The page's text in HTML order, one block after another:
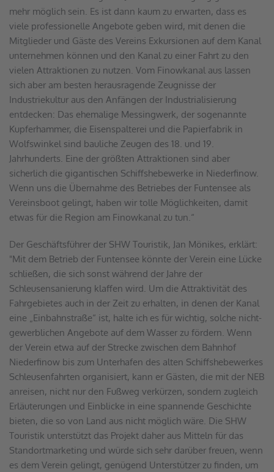
mehr möglich sein. Es ist dann kaum zu erwarten, dass es
viele professionelle Angebote geben wird, mit denen die
Mitglieder und Gäste des Vereins Exkursionen auf dem Kanal
unternehmen können und den Kanal zu einer Fahrt zu den
vielen Attraktionen zu nutzen. Vom Finowkanal aus lassen
sich aber am besten herausragende Zeugnisse der
Industriekultur aus den Anfängen der Industrialisierung
entdecken: Das ehemalige Messingwerk, der sogenannte
Kupferhammer, die Eisenspalterei und die Papierfabrik in
Wolfswinkel sind bauliche Zeugen des 18. und 19.
Jahrhunderts. Eine der größten Attraktionen sind aber
sicherlich die gigantischen Schiffshebewerke in Niederfinow.
Wenn uns die Übernahme des Betriebes der Funtensee als
Vereinsboot gelingt, haben wir tolle Möglichkeiten, damit
etwas für die Region am Finowkanal zu tun.“
Der Geschäftsführer der SHW Touristik, Jan Mönikes, erklärt:
"Mit dem Betrieb der Funtensee könnte der Verein eine Lücke
schließen, die sich sonst während der Jahre der
Schleusensanierung klaffen wird. Um die Attraktivität des
Fahrgebietes auch in der Zeit zu erhalten, in denen der Kanal
eine „Einbahnstraße“ ist, halte ich es für wichtig, solche nicht-
gewerblichen Angebote auf dem Wasser zu fördern. Wenn
der Verein etwa auf der Strecke zwischen dem Bahnhof
Niederfinow bis zum Unterhafen des alten Schiffshebewerkes
Schleusenfahrten organisiert, kann er Gästen, die mit der NEB
anreisen, nicht nur den Fußweg verkürzen, sondern zugleich
Erläuterungen und Einblicke in eine spannende Geschichte
bieten, die so von Land aus nicht möglich wäre. Die SHW
Touristik unterstützt das Projekt daher aus Mitteln für das
Standortmarketing und würde sich sehr darüber freuen, wenn
es dem Verein gelingt, genügend Unterstützer zu finden, um